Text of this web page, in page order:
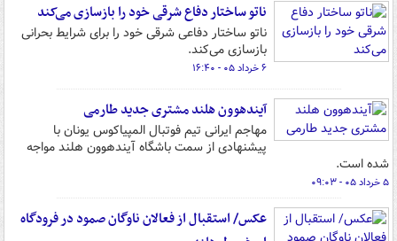
ناتو ساختار دفاع شرقی خود را بازسازی می‌کند
ناتو ساختار دفاعی شرقی خود را برای شرایط بحرانی
بازسازی می‌کند.
۶ خرداد ۰۵ - ۱۶:۴۰
آیندهوون هلند مشتری جدید طارمی
مهاجم ایرانی تیم فوتبال المپیاکوس یونان با
پیشنهادی از سمت باشگاه آیندهوون هلند مواجه
شده است.
۵ خرداد ۰۵ - ۰۹:۰۳
عکس/ استقبال از فعالان ناوگان صمود در فرودگاه